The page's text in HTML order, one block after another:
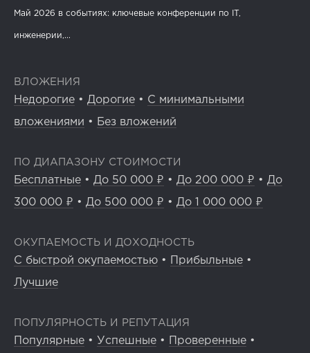
Май 2026 в событиях: ключевые конференции по IT,
инженерии,...
ВЛОЖЕНИЯ
Недорогие • Дорогие • С минимальными
вложениями • Без вложений
ПО ДИАПАЗОНУ СТОИМОСТИ
Бесплатные • До 50 000 ₽ • До 200 000 ₽ • До
300 000 ₽ • До 500 000 ₽ • До 1 000 000 ₽
ОКУПАЕМОСТЬ И ДОХОДНОСТЬ
С быстрой окупаемостью • Прибыльные •
Лучшие
ПОПУЛЯРНОСТЬ И РЕПУТАЦИЯ
Популярные • Успешные • Проверенные •